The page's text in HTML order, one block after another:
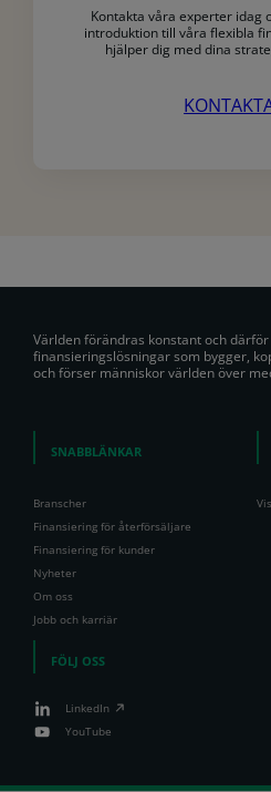
Kontakta våra experter idag
introduktion till våra flexibla
hjälper dig med dina
Världen förändras konstant och
finansieringslösningar som bygger,
och förser människor världen över
SNABBLÄNKAR
Branscher
Finansiering för återförsäljare
Finansiering för kunder
Nyheter
Om oss
Jobb och karriär
FÖLJ OSS
LinkedIn
YouTube